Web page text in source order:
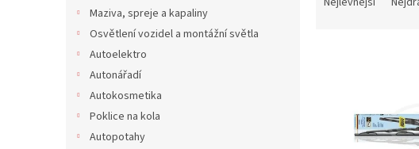
Maziva, spreje a kapaliny
Osvětlení vozidel a montážní světla
Autoelektro
Autonářadí
Autokosmetika
Poklice na kola
Autopotahy